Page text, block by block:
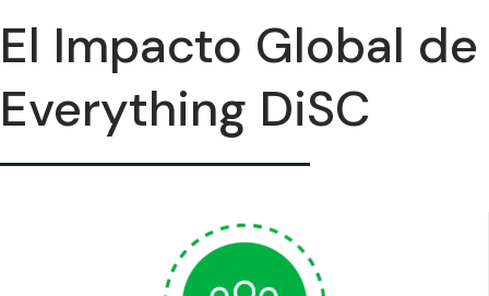
El Impacto Global de
Everything DiSC